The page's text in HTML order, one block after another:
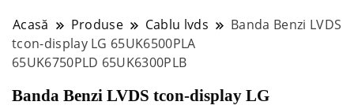
Acasă Produse Cablu lvds
Banda Benzi LVDS
tcon-display LG 65UK6500PLA
65UK6750PLD 65UK6300PLB
Banda Benzi LVDS tcon-display LG